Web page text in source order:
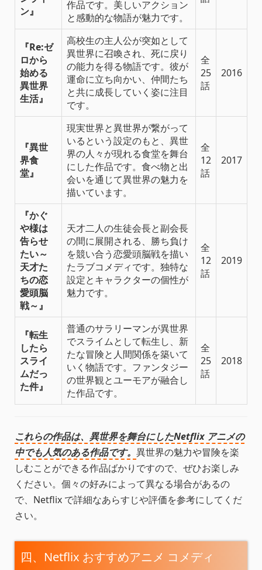
ン』
作品です。美しいアクション
と感動的な物語が魅力です。
『Re:ゼ
ロから
始める
異世界
生活』
高校生の主人公が突如として
異世界に召喚され、死に戻り
の能力を得る物語です。彼が
運命に立ち向かい、仲間たち
と共に成長していく姿に注目
です。
全
25
話
2016
『異世
界食
堂』
現実世界と異世界が繋がって
いるという設定のもと、異世
界の人々が現れる食堂を舞台
にした作品です。食べ物と出
会いを通じて異世界の魅力を
描いています。
全
12
話
2017
『かぐ
や様は
告らせ
たい～
天才た
ちの恋
愛頭脳
戦～』
天才二人の生徒会長と副会長
の間に展開される、勝ち負け
を競い合う恋愛頭脳戦を描い
たラブコメディです。独特な
設定とキャラクターの個性が
魅力です。
全
12
話
2019
『転生
したら
スライ
ムだっ
た件』
普通のサラリーマンが異世界
でスライムとして転生し、新
たな冒険と人間関係を築いて
いく物語です。ファンタジー
の世界観とユーモアが融合し
た作品です。
全
25
話
2018
これらの作品は、異世界を舞台にしたNetflix アニメの
中でも人気のある作品です。 異世界の魅力や冒険を楽
しむことができる作品ばかりですので、ぜひお楽しみ
ください。個々の好みによって異なる場合があるの
で、Netflix で詳細なあらすじや評価を参考にしてくだ
さい。
四、Netflix おすすめアニメ コメディ